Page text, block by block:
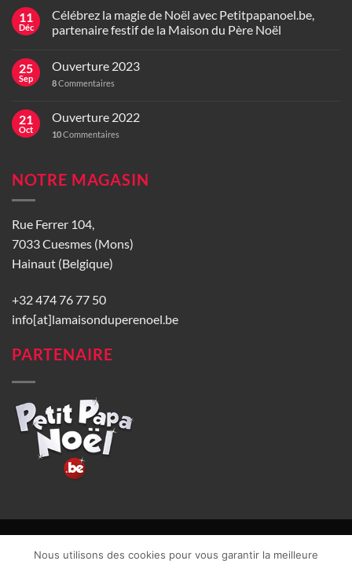
11
Déc
Célébrez la magie de Noël avec Petitpapanoel.be,
partenaire festif de la Maison du Père Noël
25
Sep
Ouverture 2023
8Commentaires
21
Oct
Ouverture 2022
10Commentaires
NOTRE MAGASIN
Rue Ferrer 104,
7033 Cuesmes (Mons)
Hainaut (Belgique)
+32 474 76 77 50
info[at]lamaisonduperenoel.be
PARTENAIRE
Nous utilisons des cookies pour vous garantir la meilleure